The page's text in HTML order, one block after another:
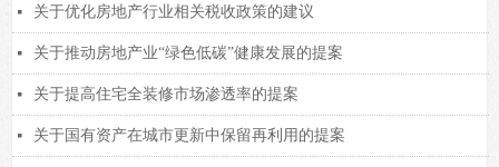
넷 关于优化房地产行业相关税收政策的建议
넷 关于推动房地产业“绿色低碳”健康发展的提案
넷 关于提高住宅全装修市场渗透率的提案
넷 关于国有资产在城市更新中保留再利用的提案